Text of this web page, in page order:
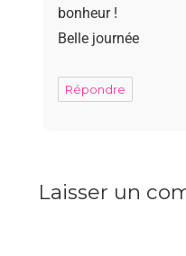
bonheur !
Belle journée
Répondre
Laisser un